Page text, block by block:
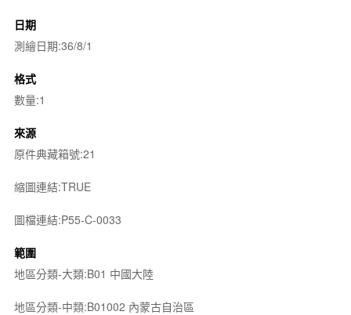
日期
測繪日期:36/8/1
格式
數量:1
來源
原件典藏箱號:21
縮圖連結:TRUE
圖檔連結:P55-C-0033
範圍
地區分類-大類:B01 中國大陸
地區分類-中類:B01002 內蒙古自治區